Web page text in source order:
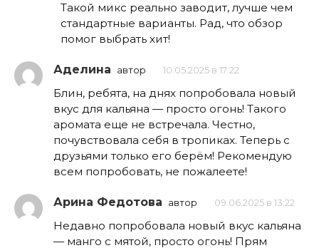
Такой микс реально заводит, лучше чем
стандартные варианты. Рад, что обзор
помог выбрать хит!
Аделина автор 10.05.2025 в 17:22
Блин, ребята, на днях попробовала новый
вкус для кальяна — просто огонь! Такого
аромата еще не встречала. Честно,
почувствовала себя в тропиках. Теперь с
друзьями только его берём! Рекомендую
всем попробовать, не пожалеете!
Арина Федотова автор 09.06.2025 в 13:22
Недавно попробовала новый вкус кальяна
— манго с мятой, просто огонь! Прям